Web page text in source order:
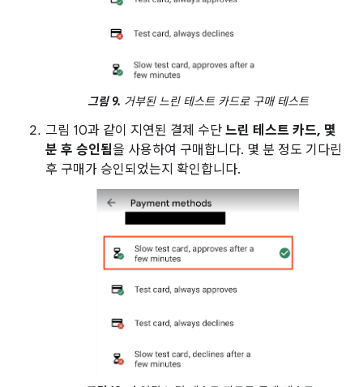
그림 9. 거부된 느린 테스트 카드로 구매 테스트
그림 10과 같이 지연된 결제 수단 느린 테스트 카드, 몇
분 후 승인됨을 사용하여 구매합니다. 몇 분 정도 기다린
후 구매가 승인되었는지 확인합니다.